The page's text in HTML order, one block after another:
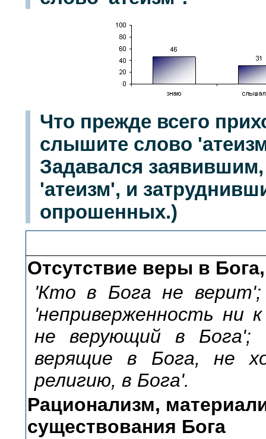
Что прежде всего
слышите слово
Задавался
'атеизм', и
опрошенных.)
Отсутствие веры в
'Кто в Бога не верит';
'неприверженность ни
не верующий в
верящие в Бога, не
религию, в Бога'.
Рационализм,
существования Бога